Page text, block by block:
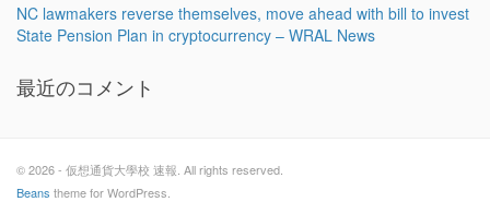
NC lawmakers reverse themselves, move ahead with bill to invest
State Pension Plan in cryptocurrency – WRAL News
最近のコメント
© 2026 - 仮想通貨大學校 速報. All rights reserved.
Beans theme for WordPress.